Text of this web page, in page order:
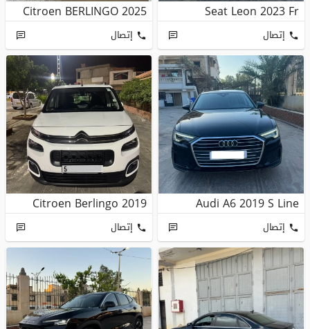
Seat Leon 2023 Fr
إتصال
Citroen BERLINGO 2025
إتصال
Audi A6 2019 S Line
إتصال
Citroen Berlingo 2019
إتصال